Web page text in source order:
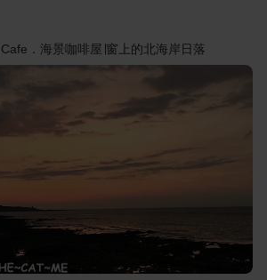
．海景咖啡屋∣窗上的北海岸日落